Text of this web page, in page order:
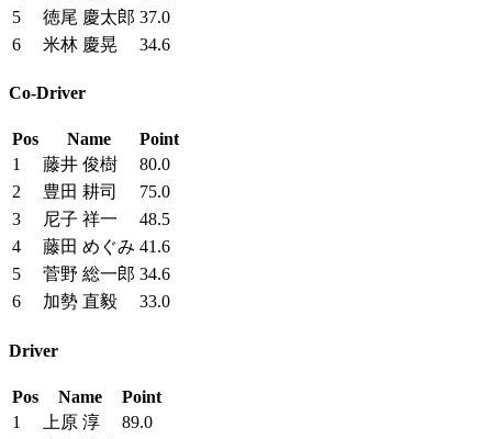
5
徳尾 慶太郎 37.0
6
米林 慶晃 34.6
Co-Driver
Pos Name
Point
1
藤井 俊樹
80.0
2
豊田 耕司
75.0
3
尼子 祥一
48.5
4
藤田 めぐみ 41.6
5
菅野 総一郎 34.6
6
加勢 直毅 33.0
Driver
Pos Name
Point
1
上原 淳
89.0